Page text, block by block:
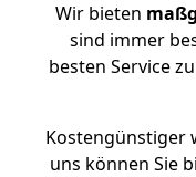
Wir bieten
sind immer
besten Service
Kostengünstiger
uns können Sie